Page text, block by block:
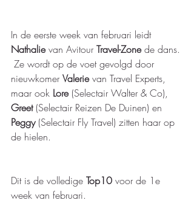
In de eerste week van februari leidt
Nathalie van Avitour Travel-Zone de dans.
Ze wordt op de voet gevolgd door
nieuwkomer Valerie van Travel Experts,
maar ook Lore (Selectair Walter & Co),
Greet (Selectair Reizen De Duinen) en
Peggy (Selectair Fly Travel) zitten haar op
de hielen.
Dit is de volledige Top10 voor de 1e
week van februari.